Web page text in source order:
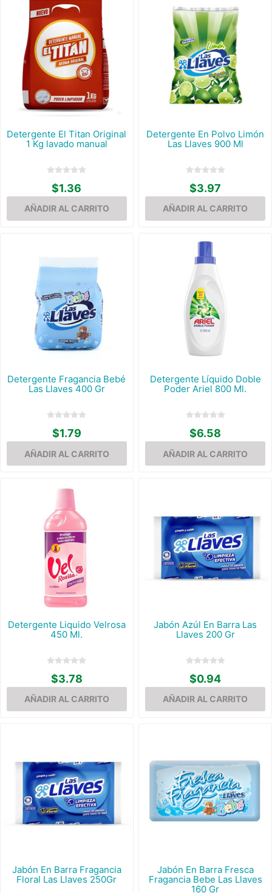
Detergente El Titan Original
1 Kg lavado manual
$1.36
Detergente En Polvo Limón
Las Llaves 900 Ml
$3.97
Detergente Fragancia Bebé
Las Llaves 400 Gr
$1.79
Detergente Líquido Doble
Poder Ariel 800 Ml.
$6.58
Detergente Liquido Velrosa
450 Ml.
$3.78
Jabón Azúl En Barra Las
Llaves 200 Gr
$0.94
Jabón En Barra Fragancia
Floral Las Llaves 250Gr
Jabón En Barra Fresca
Fragancia Bebe Las Llaves
160 Gr